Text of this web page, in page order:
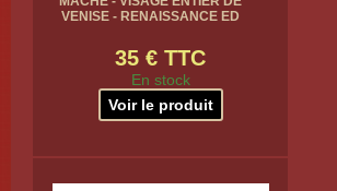
VENISE - RENAISSANCE ED
35 € TTC
En stock
Voir le produit